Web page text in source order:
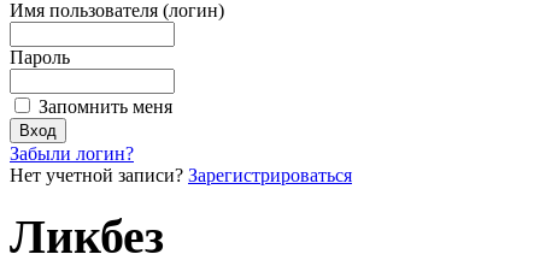
Имя пользователя (логин)
Пароль
Запомнить меня
Забыли логин?
Нет учетной записи? Зарегистрироваться
Ликбез